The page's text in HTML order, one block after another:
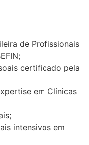
de Profissionais
certificado pela
em Clínicas
intensivos em